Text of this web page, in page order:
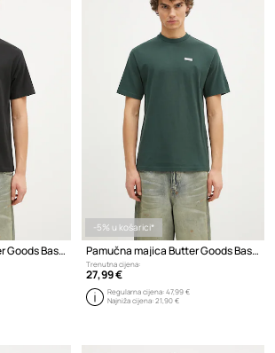
Pamučna majica Butter Goods Basic Tee
-5% u košarici*
Pamučna majica Butter Goods Basic Tee
Trenutna cijena:
27,99 €
Regularna cijena:47,99 €
Najniža cijena:21,90 €